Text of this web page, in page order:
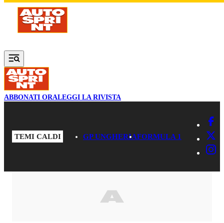
Vai al contenuto principale
ABBONATI ORALEGGI LA RIVISTA
TEMI CALDI GP UNGHERIAFORMULA 1